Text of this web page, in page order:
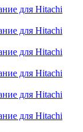
для Hitachi
для Hitachi
для Hitachi
для Hitachi
для Hitachi
для Hitachi